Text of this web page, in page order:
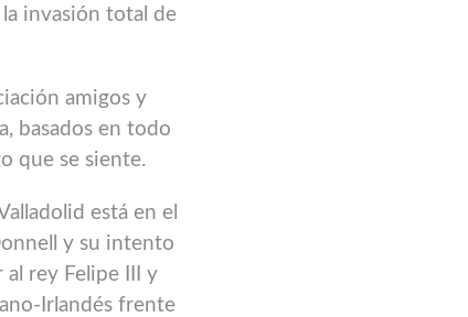
invasión total de
amigos y
basados en todo
que se siente.
está en el
y su intento
al rey Felipe III y
Irlandés frente